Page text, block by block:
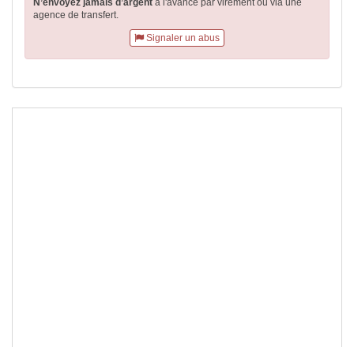
N’envoyez jamais d’argent à l'avance par virementou via une
agence de transfert.
Signaler un abus